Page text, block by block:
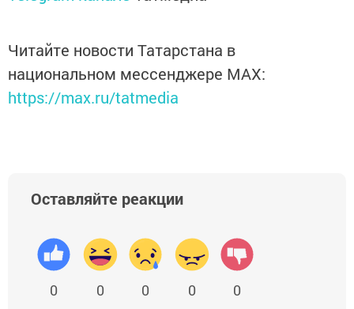
Читайте новости Татарстана в
национальном мессенджере MАХ:
https://max.ru/tatmedia
Оставляйте реакции
0 0 0 0 0